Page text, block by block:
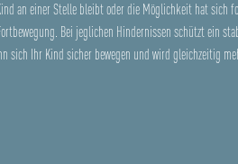
an einer Stelle bleibt oder die Möglichkeit hat sich
Bei jeglichen Hindernissen schützt ein
sich Ihr Kind sicher bewegen und wird gleichzeitig